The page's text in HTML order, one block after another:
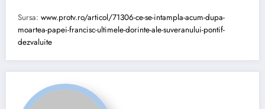
Sursa: www.protv.ro/articol/71306-ce-se-intampla-acum-dupa-
moartea-papei-francisc-ultimele-dorinte-ale-suveranului-pontif-
dezvaluite